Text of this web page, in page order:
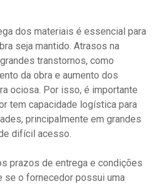
dos materiais é essencial para
seja mantido. Atrasos na
transtornos, como
da obra e aumento dos
ociosa. Por isso, é importante
tem capacidade logística para
principalmente em grandes
difícil acesso.
prazos de entrega e condições
se o fornecedor possui uma